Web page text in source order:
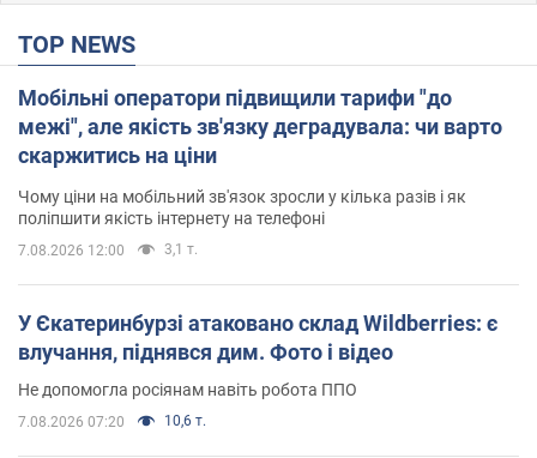
TOP NEWS
Мобільні оператори підвищили тарифи "до
межі", але якість зв'язку деградувала: чи варто
скаржитись на ціни
Чому ціни на мобільний зв'язок зросли у кілька разів і як
поліпшити якість інтернету на телефоні
7.08.2026 12:00 3,1 т.
У Єкатеринбурзі атаковано склад Wildberries: є
влучання, піднявся дим. Фото і відео
Не допомогла росіянам навіть робота ППО
7.08.2026 07:20 10,6 т.